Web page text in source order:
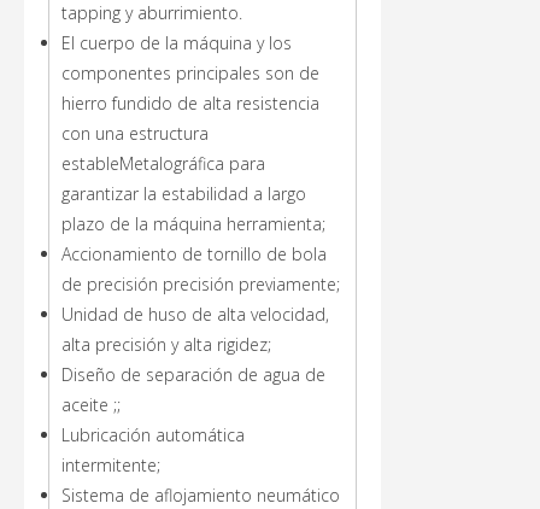
tapping y aburrimiento.
El cuerpo de la máquina y los
componentes principales son de
hierro fundido de alta resistencia
con una estructura
estableMetalográfica para
garantizar la estabilidad a largo
plazo de la máquina herramienta;
Accionamiento de tornillo de bola
de precisión precisión previamente;
Unidad de huso de alta velocidad,
alta precisión y alta rigidez;
Diseño de separación de agua de
aceite ;;
Lubricación automática
intermitente;
Sistema de aflojamiento neumático